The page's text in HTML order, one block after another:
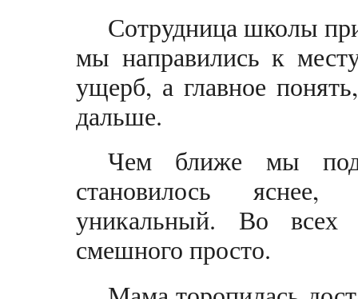
Сотрудница школы
мы направились к
ущерб, а главное
дальше.
Чем ближе мы
становилось яснее,
уникальный. Во
смешного просто.